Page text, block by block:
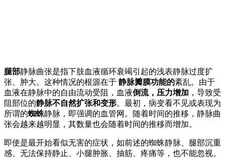
腿部静脉曲张是指下肢血液循环衰竭引起的浅表静脉过度扩
张、肿大。这种情况的根源在于 静脉瓣膜功能的紊乱。由于
血液在静脉中的自由流动受阻，血液倒流，压力增加 ，导致受
阻部位的静脉不自然扩张和变形。最初，病变看不见或表现为
所谓的蜘蛛静脉，即强调的血管网。随着时间的推移，静脉曲
张会越来越明显，其数量也会随着时间的推移而增加。
即使是最开始看似无害的症状，如前述的蜘蛛静脉、腿部沉重
感、无法保持静止、小腿肿胀、抽筋、疼痛等，也不能忽视。